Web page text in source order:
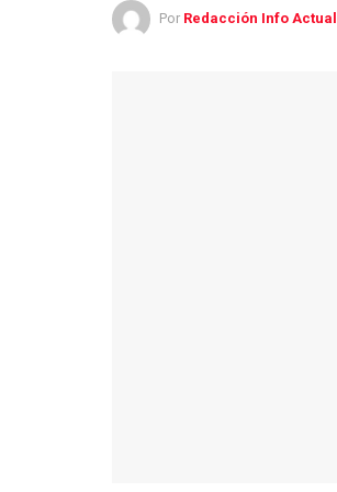
Por Redacción Info Actual